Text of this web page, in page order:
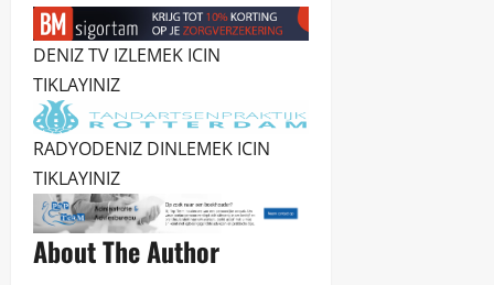
DENIZ TV IZLEMEK ICIN
TIKLAYINIZ
RADYODENIZ DINLEMEK ICIN
TIKLAYINIZ
About The Author